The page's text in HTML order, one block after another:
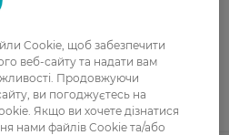
більше
Cookie, щоб забезпечити
веб-сайту та надати вам
Продовжуючи
ви погоджуєтесь на
Якщо ви хочете дізнатися
нами файлів Cookie та/або